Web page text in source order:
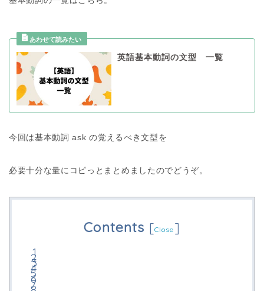
英語基本動詞の文型 一覧
今回は基本動詞 ask の覚えるべき文型を
必要十分な量にコピっとまとめましたのでどうぞ。
Contents [Close ]